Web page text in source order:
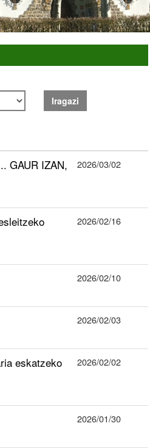
Iragazi
GAUR IZAN,
2026/03/02
2026/02/16
2026/02/10
2026/02/03
eskatzeko
2026/02/02
2026/01/30